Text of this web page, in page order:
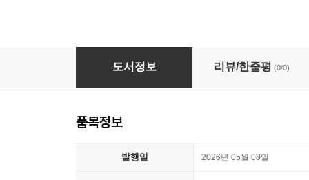
행복의 하늘을 부탁해
도서정보 리뷰/한줄평 (0/0)
품목정보
발행일 2026년 05월 08일